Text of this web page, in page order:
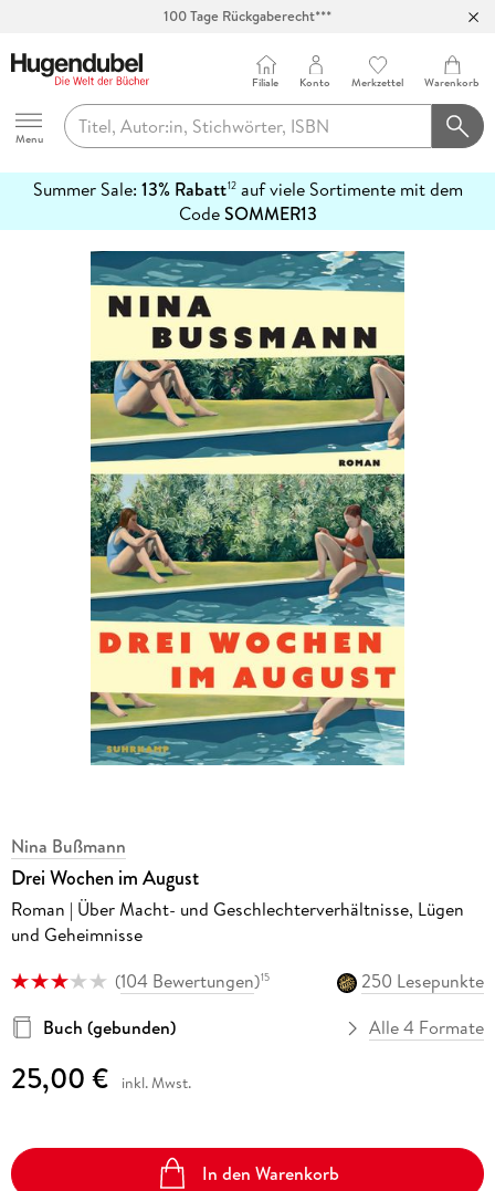
Abholung in über 100 Filialen
Hugendubel
Menu
Filiale Konto Merkzettel Warenkorb
Summer Sale: 13% Rabatt12auf viele Sortimente mit dem
CodeSOMMER13
erfahren
Nina Bußmann
Drei Wochen im August
Roman | Über Macht- und Geschlechterverhältnisse, Lügen
und Geheimnisse
(104 Bewertungen)15
250 Lesepunkte
Buch (gebunden)
Alle 4 Formate
25,00 € inkl. Mwst.
In den Warenkorb